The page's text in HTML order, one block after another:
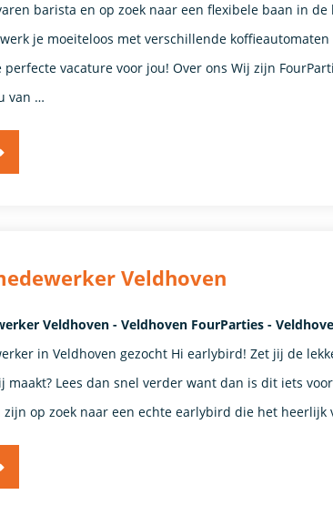
barista en op zoek naar een flexibele baan in
je moeiteloos met verschillende
vacature voor jou! Over ons Wij zijn
van …
Veldhoven
Veldhoven - Veldhoven FourParties -
in Veldhoven gezocht Hi earlybird! Zet jij de
maakt? Lees dan snel verder want dan is dit iets
zijn op zoek naar een echte earlybird die het